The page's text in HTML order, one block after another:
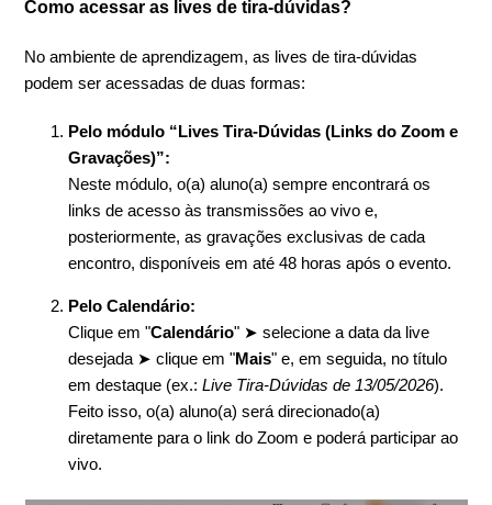
Como acessar as lives de tira-dúvidas?
No ambiente de aprendizagem, as lives de tira-dúvidas
podem ser acessadas de duas formas:
Pelo módulo “Lives Tira-Dúvidas (Links do Zoom e
Gravações)”:
Neste módulo, o(a) aluno(a) sempre encontrará os
links de acesso às transmissões ao vivo e,
posteriormente, as gravações exclusivas de cada
encontro, disponíveis em até 48 horas após o evento.
Pelo Calendário:
Clique em "Calendário" ➤ selecione a data da live
desejada ➤ clique em "Mais" e, em seguida, no título
em destaque (ex.:Live Tira-Dúvidas de 13/05/2026).
Feito isso,o(a) aluno(a) será direcionado(a)
diretamente para o link do Zoom e poderá participar ao
vivo.